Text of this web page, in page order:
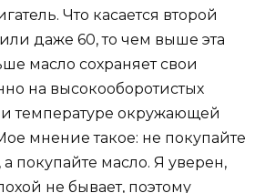
Что касается второй
даже 60, то чем выше эта
масло сохраняет свои
на высокооборотистых
температуре окружающей
мнение такое: не покупайте
покупайте масло. Я уверен,
не бывает, поэтому